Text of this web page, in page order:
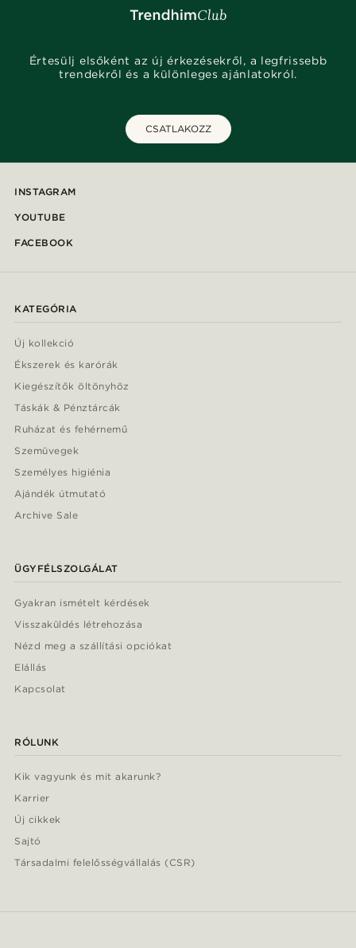
Értesülj elsőként az új érkezésekről, a legfrissebb
trendekről és a különleges ajánlatokról.
CSATLAKOZZ
INSTAGRAM
YOUTUBE
FACEBOOK
KATEGÓRIA
Új kollekció
Ékszerek és karórák
Kiegészítők öltönyhöz
Táskák & Pénztárcák
Ruházat és fehérnemű
Szemüvegek
Személyes higiénia
Ajándék útmutató
Archive Sale
ÜGYFÉLSZOLGÁLAT
Gyakran ismételt kérdések
Visszaküldés létrehozása
Nézd meg a szállítási opciókat
Elállás
Kapcsolat
RÓLUNK
Kik vagyunk és mit akarunk?
Karrier
Új cikkek
Sajtó
Társadalmi felelősségvállalás (CSR)